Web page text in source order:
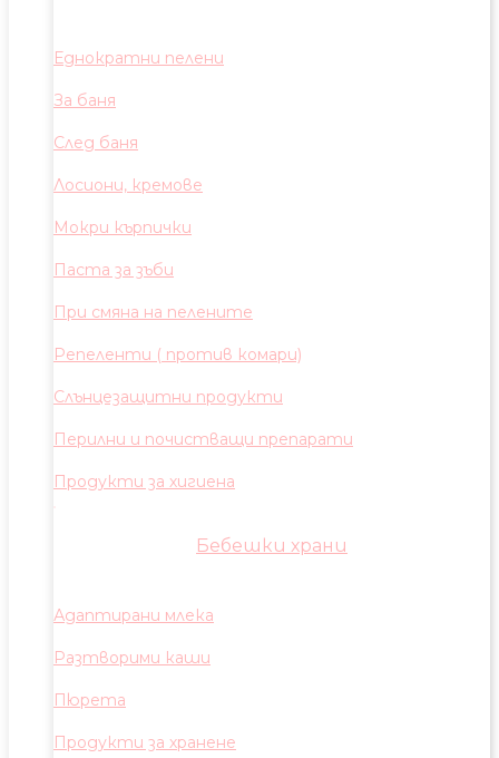
Еднократни пелени
За баня
След баня
Лосиони, кремове
Мокри кърпички
Паста за зъби
При смяна на пелените
Репеленти ( против комари)
Слънцезащитни продукти
Перилни и почистващи препарати
Продукти за хигиена
Бебешки храни
Адаптирани млека
Разтворими каши
Пюрета
Продукти за хранене